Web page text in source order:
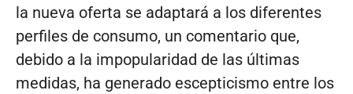
la nueva oferta se adaptará a los diferentes
perfiles de consumo, un comentario que,
debido a la impopularidad de las últimas
medidas, ha generado escepticismo entre los